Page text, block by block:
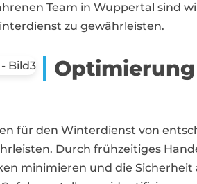
Team in Wuppertal sind
zu gewährleisten.
für den Winterdienst von
Durch frühzeitiges
minimieren und die